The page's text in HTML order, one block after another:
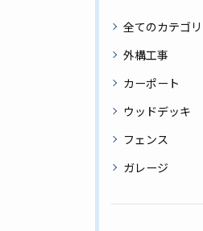
全てのカテゴ
外構工事
カーポート
ウッドデッキ
フェンス
ガレージ